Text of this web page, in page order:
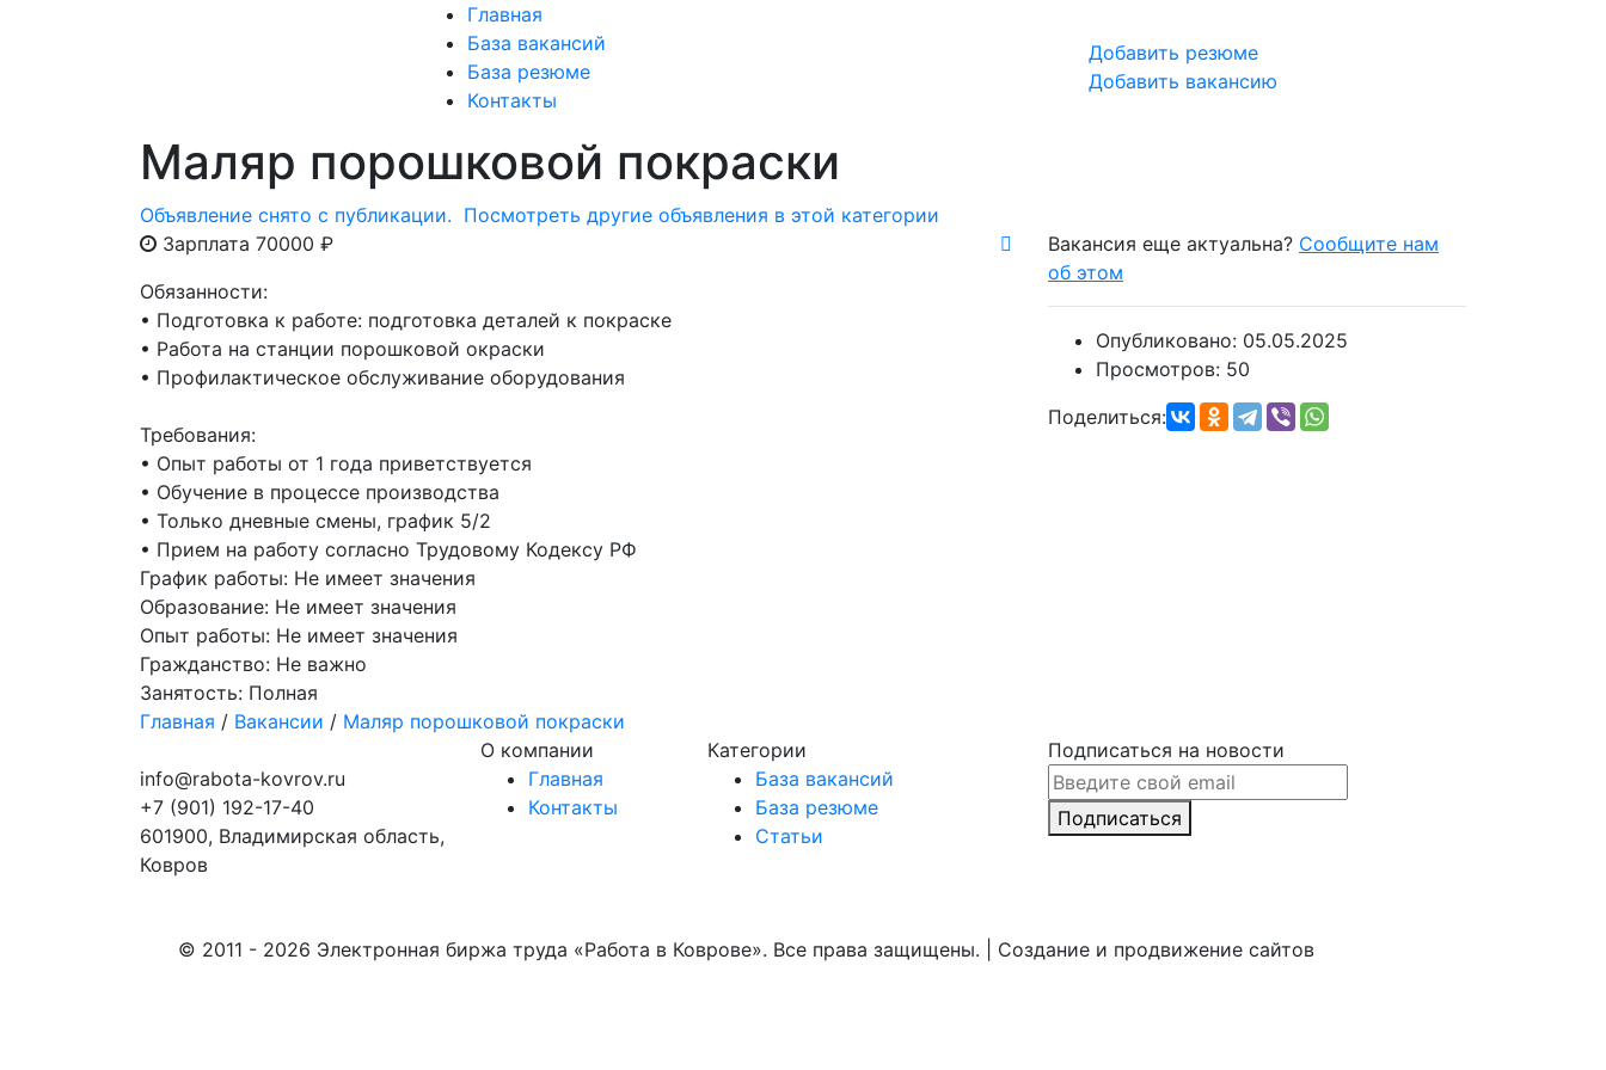
Главная
База вакансий
База резюме
Контакты
Добавить резюме
Добавить вакансию
Маляр порошковой покраски
Объявление снято с публикации. Посмотреть другие объявления в этой категории
Зарплата 70000 ₽
Обязанности:
• Подготовка к работе: подготовка деталей к покраске
• Работа на станции порошковой окраски
• Профилактическое обслуживание оборудования
Требования:
• Опыт работы от 1 года приветствуется
• Обучение в процессе производства
• Только дневные смены, график 5/2
• Прием на работу согласно Трудовому Кодексу РФ
График работы: Не имеет значения
Образование: Не имеет значения
Опыт работы: Не имеет значения
Гражданство: Не важно
Занятость: Полная
Главная / Вакансии / Маляр порошковой покраски
Вакансия еще актуальна? Сообщите нам
об этом
Опубликовано: 05.05.2025
Просмотров: 50
Поделиться:
info@rabota-kovrov.ru
+7 (901) 192-17-40
601900, Владимирская область,
Ковров
О компании
Главная
Контакты
Категории
База вакансий
База резюме
Статьи
Подписаться на новости
Подписаться
© 2011 - 2026 Электронная биржа труда «Работа в Коврове». Все права защищены. | Создание и продвижение сайтов